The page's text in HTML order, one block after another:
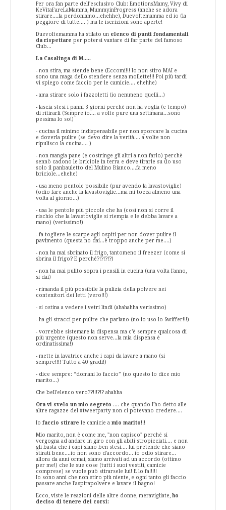
Per ora fan parte dell'esclusivo Club: EmotionsMamy, Vivy di
KeVitaFareLaMamma, MummyinProgress (anche se adora
stirare....la perdoniamo...ehehhe), Duevoltemamma ed io (la
peggiore di tutte.... ) ma le iscrizioni sono aperte!
Duevoltemamma ha stilato un elenco di punti fondamentali
da rispettare per potersi vantare di far parte del famoso
Club...
La Casalinga di M.....
- non stira, ma stende bene (Eccomi!!! Io non stiro MAI e
sono una maga dello stendere senza mollette!!! Poi più tardi
vi spiego come faccio per le camicie.... ehehhe)
- ama stirare solo i fazzoletti (io nemmeno quelli...)
- lascia stesi i panni 3 giorni perchè non ha voglia (e tempo)
di ritirarli (Sempre io.... a volte pure una settimana...sono
pessima lo so!)
- cucina il minimo indispensabile per non sporcare la cucina
e doverla pulire (se devo dire la verità.... a volte non
ripulisco la cucina.... )
- non mangia pane (e costringe gli altri a non farlo) perchè
sennò cadono le briciole in terra e deve tirarle su (io uso
solo il panbauletto del Mulino Bianco....fa meno
briciole...ehehe)
- usa meno pentole possibile (pur avendo la lavastoviglie)
(odio fare anche la lavastoviglie...ma mi tocca almeno una
volta al giorno...)
- usa le pentole più piccole che ha (così non si corre il
rischio che la lavastoviglie si riempia e le debba lavare a
mano) (verissimo!)
- fa togliere le scarpe agli ospiti per non dover pulire il
pavimento (questa no dai...è troppo anche per me....)
- non ha mai sbrinato il frigo, tantomeno il freezer (come si
sbrina il frigo? E perché?!?!?!?)
- non ha mai pulito sopra i pensili in cucina (una volta l'anno,
si dai)
- rimanda il più possibile la pulizia della polvere nei
contenitori dei letti (vero!!!)
- si ostina a vedere i vetri lindi (ahahahha verissimo)
- ha gli stracci per pulire che parlano (no io uso lo Swiffer!!!)
- vorrebbe sistemare la dispensa ma c’è sempre qualcosa di
più urgente (questo non serve...la mia dispensa è
ordinatissima!)
- mette in lavatrice anche i capi da lavare a mano (si
sempre!!!! Tutto a 40 gradi!)
- dice sempre: “domani lo faccio” (no questo lo dice mio
marito...)
Che bell'elenco vero??!!!?!? ahahha
Ora vi svelo un mio segreto .... che quando l'ho detto alle
altre ragazze del #tweetparty non ci potevano credere....
Io faccio stirare le camicie a mio marito!!!
Mio marito, non è come me, "non capisco" perché si
vergogna ad andare in giro con gli abiti stropicciati.... e non
gli basta che i capi siano ben stesi.... lui pretende che siano
stirati bene....io non sono d'accordo... io odio stirare...
allora da anni ormai, siamo arrivati ad un accordo (ottimo
per me!) che le sue cose (tutti i suoi vestiti, camicie
comprese) se vuole può stirarsele lui! E lo fa!!!!!
Io sono anni che non stiro più niente, e ogni tanto gli faccio
passare anche l'aspirapolvere e lavare il bagno!
Ecco, viste le reazioni delle altre donne, meravigliate, ho
deciso di tenere dei corsi: